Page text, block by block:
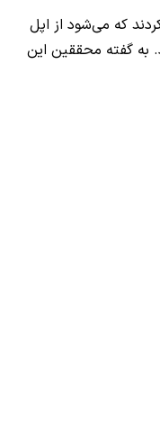
که می‌شود از اپل
بررسی خواهد کرد. به گفته محققین این